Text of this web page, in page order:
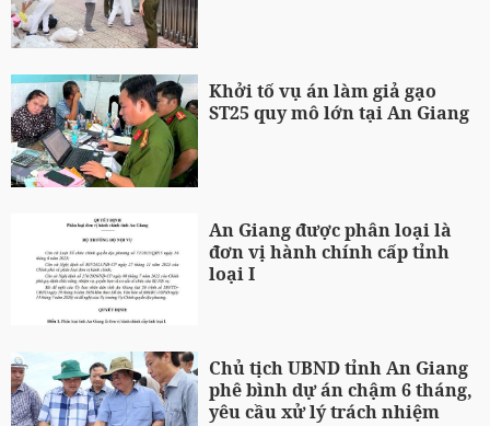
Khởi tố vụ án làm giả gạo
ST25 quy mô lớn tại An Giang
An Giang được phân loại là
đơn vị hành chính cấp tỉnh
loại I
Chủ tịch UBND tỉnh An Giang
phê bình dự án chậm 6 tháng,
yêu cầu xử lý trách nhiệm